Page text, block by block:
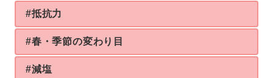
#抵抗力
#春・季節の変わり目
#減塩